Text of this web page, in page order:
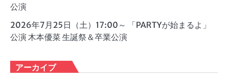
公演
2026年7月25日（土）17:00～ 「PARTYが始まるよ」
公演 木本優菜 生誕祭＆卒業公演
アーカイブ